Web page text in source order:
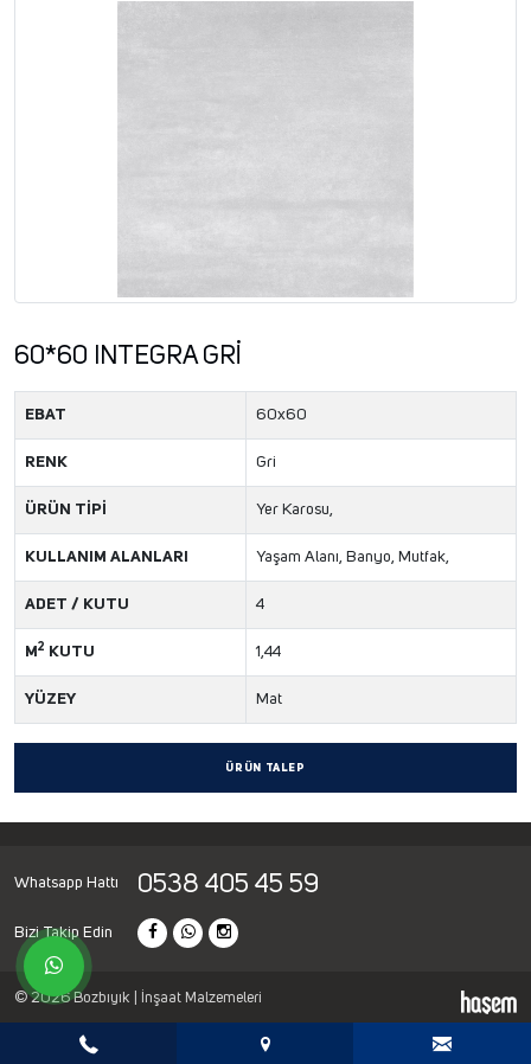
60*60 INTEGRA GRİ
EBAT 60x60
RENK Gri
ÜRÜN TİPİ Yer Karosu,
KULLANIM ALANLARI Yaşam Alanı, Banyo, Mutfak,
ADET / KUTU 4
M 2 KUTU 1,44
YÜZEY Mat
ÜRÜN TALEP
Whatsapp Hattı 0538 405 45 59
Bizi Takip Edin
© 2026 Bozbıyık | İnşaat Malzemeleri